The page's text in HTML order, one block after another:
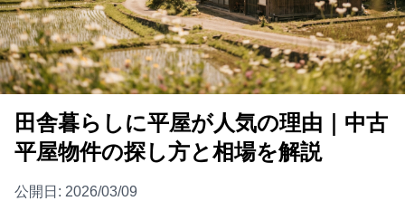
田舎暮らしに平屋が人気の理由｜中古
平屋物件の探し方と相場を解説
公開日: 2026/03/09